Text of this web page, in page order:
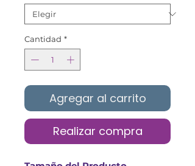
Cantidad *
Agregar al carrito
Realizar compra